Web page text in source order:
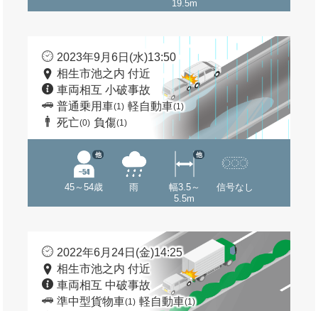
19.5m
2023年9月6日(水)13:50
相生市池之内 付近
車両相互 小破事故
普通乗用車(1) 軽自動車(1)
死亡(0) 負傷(1)
45～54歳
他
雨
幅3.5～
5.5m
他
信号なし
2022年6月24日(金)14:25
相生市池之内 付近
車両相互 中破事故
準中型貨物車(1) 軽自動車(1)